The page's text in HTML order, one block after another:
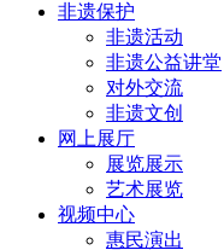
非遗保护
非遗活动
非遗公益讲堂
对外交流
非遗文创
网上展厅
展览展示
艺术展览
视频中心
惠民演出